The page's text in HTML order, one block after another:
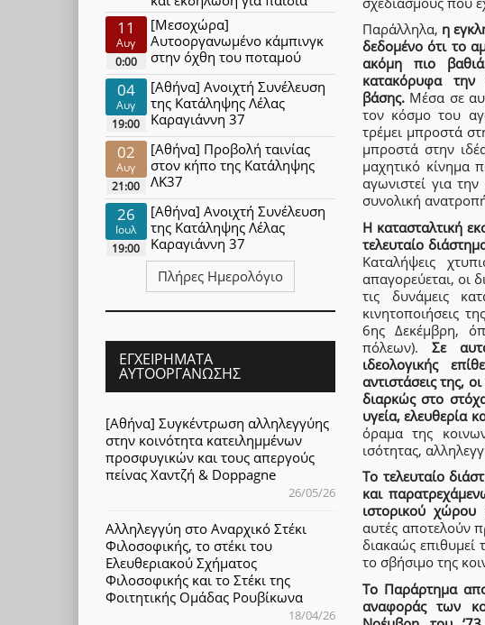
Παράλληλα, η
δεδομένο ότι το
ακόμη πιο
κατακόρυφα την
βάσης. Μέσα σε
τον κόσμο του
τρέμει μπροστά
μπροστά στην
μαχητικό κίνημα
αγωνιστεί για
συνολική
Η κατασταλτική
τελευταίο
Καταλήψεις
απαγορεύεται, οι
τις δυνάμεις
κινητοποιήσεις
6ης Δεκέμβρη,
πόλεων). Σε
ιδεολογικής
αντιστάσεις της,
διαρκώς στο
υγεία, ελευθερία
όραμα της
ισότητας,
Το τελευταίο
και
ιστορικού
αυτές αποτελούν
διακαώς επιθυμεί
το σβήσιμο της
Το Παράρτημα
αναφοράς των
11
Αυγ
0:00
[Μεσοχώρα]
Αυτοοργανωμένο κάμπινγκ
στην όχθη του ποταμού
04
Αυγ
19:00
[Αθήνα] Ανοιχτή Συνέλευση
της Κατάληψης Λέλας
Καραγιάννη 37
02
Αυγ
21:00
[Αθήνα] Προβολή ταινίας
στον κήπο της Κατάληψης
ΛΚ37
26
Ιουλ
19:00
[Αθήνα] Ανοιχτή Συνέλευση
της Κατάληψης Λέλας
Καραγιάννη 37
Πλήρες Ημερολόγιο
ΕΓΧΕΙΡΉΜΑΤΑ
ΑΥΤΟΟΡΓΆΝΩΣΗΣ
[Αθήνα] Συγκέντρωση αλληλεγγύης
στην κοινότητα κατειλημμένων
προσφυγικών και τους απεργούς
πείνας Χαντζή & Doppagne
26/05/26
Αλληλεγγύη στο Αναρχικό Στέκι
Φιλοσοφικής, το στέκι του
Ελευθεριακού Σχήματος
Φιλοσοφικής και το Στέκι της
Φοιτητικής Ομάδας Ρουβίκωνα
18/04/26